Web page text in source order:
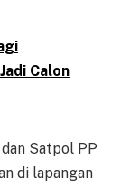
Calon
Satpol PP
di lapangan